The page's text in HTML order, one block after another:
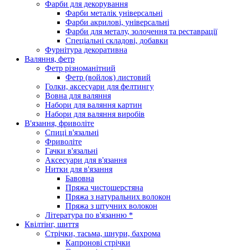
Фарби для декорування
Фарби металік універсальні
Фарби акрилові, універсальні
Фарби для металу, золочення та реставрації
Спеціальні складові, добавки
Фурнітура декоративна
Валяння, фетр
Фетр різноманітний
Фетр (войлок) листовий
Голки, аксесуари для фелтингу
Вовна для валяння
Набори для валяння картин
Набори для валяння виробів
В'язання, фриволіте
Спиці в'язальні
Фриволіте
Гачки в'язальні
Аксесуари для в'язання
Нитки для в'язання
Бавовна
Пряжа чистошерстяна
Пряжа з натуральних волокон
Пряжа з штучних волокон
Література по в'язанню *
Квілтінг, шиття
Стрічки, тасьма, шнури, бахрома
Капронові стрічки